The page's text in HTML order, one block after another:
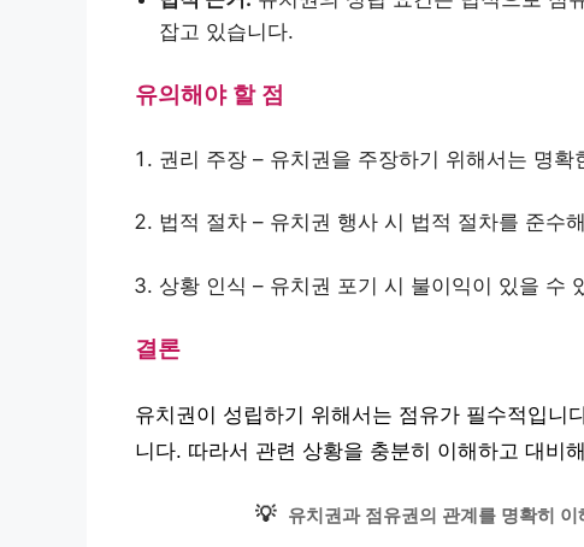
잡고 있습니다.
유의해야 할 점
권리 주장 – 유치권을 주장하기 위해서는 명확
법적 절차 – 유치권 행사 시 법적 절차를 준수
상황 인식 – 유치권 포기 시 불이익이 있을 수
결론
유치권이 성립하기 위해서는 점유가 필수적입니
니다. 따라서 관련 상황을 충분히 이해하고 대비
💡 유치권과 점유권의 관계를 명확히